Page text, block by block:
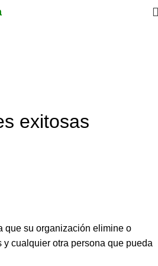
exitosas
que su organización elimine o
cualquier otra persona que pueda